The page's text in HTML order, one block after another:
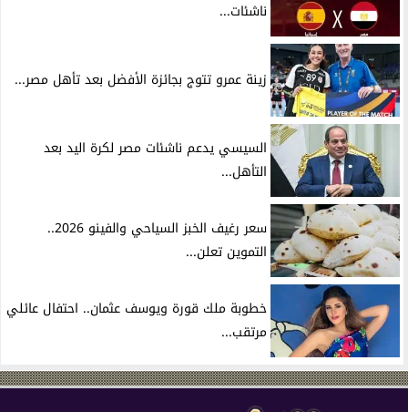
ناشئات...
زينة عمرو تتوج بجائزة الأفضل بعد تأهل مصر...
السيسي يدعم ناشئات مصر لكرة اليد بعد
التأهل...
سعر رغيف الخبز السياحي والفينو 2026..
التموين تعلن...
خطوبة ملك قورة ويوسف عثمان.. احتفال عائلي
مرتقب...